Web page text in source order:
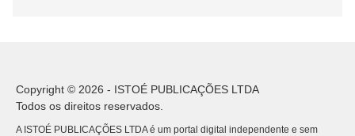
Copyright © 2026 - ISTOÉ PUBLICAÇÕES LTDA
Todos os direitos reservados.
A ISTOÉ PUBLICAÇÕES LTDA é um portal digital independente e sem